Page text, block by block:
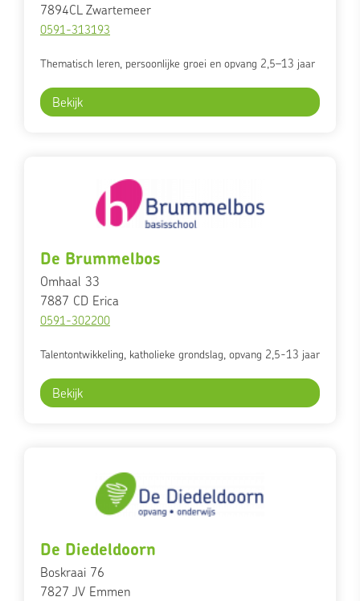
7894CLZwartemeer
0591-313193
Thematisch leren, persoonlijke groei en opvang 2,5–13 jaar
Bekijk
De Brummelbos
Omhaal 33
7887 CD Erica
0591-302200
Talentontwikkeling, katholieke grondslag, opvang 2,5-13 jaar
Bekijk
De Diedeldoorn
Boskraai 76
7827 JV Emmen